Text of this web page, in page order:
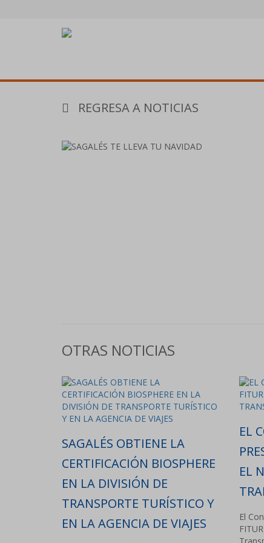
REGRESA A NOTICIAS
OTRAS NOTICIAS
SAGALÉS OBTIENE LA
CERTIFICACIÓN BIOSPHERE
EN LA DIVISIÓN DE
TRANSPORTE TURÍSTICO Y
EN LA AGENCIA DE VIAJES
EL
EL
El